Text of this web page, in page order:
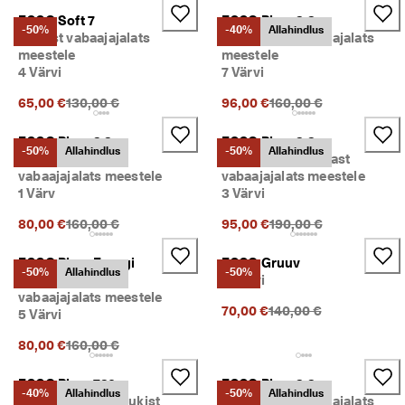
-50%
ECCO Soft 7
Nahast vabaajajalats
meestele
4 Värvi
65,00 €Eelnev hind {{price}}:
130,00 €
-40% Allahindlus
ECCO Biom 2.2
Seemisest vabaajajalats
meestele
7 Värvi
96,00 €Eelnev hind {{price}}:
160,00 €
-50% Allahindlus
ECCO Biom 2.2
Nahast spordi- ja
vabaajajalats meestele
1 Värv
80,00 €Eelnev hind {{price}}:
160,00 €
-50% Allahindlus
ECCO Biom 2.2
Gore-Tex-iga nahast
vabaajajalats meestele
3 Värvi
95,00 €Eelnev hind {{price}}:
190,00 €
-50% Allahindlus
ECCO Biom Energi
Nahast spordi- ja
vabaajajalats meestele
5 Värvi
80,00 €Eelnev hind {{price}}:
160,00 €
-50%
ECCO Gruuv
3 Värvi
70,00 €Eelnev hind {{price}}:
140,00 €
-40% Allahindlus
ECCO Biom 720
Gore-Tex-iga nubukist
-50% Allahindlus
ECCO Biom 2.2
Seemisest vabaajajalats